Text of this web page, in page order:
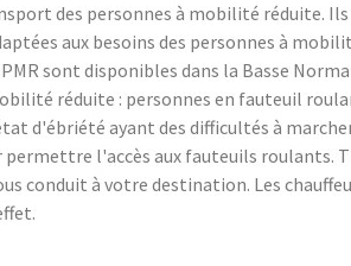
des personnes à mobilité réduite.
aux besoins des personnes à
sont disponibles dans la Basse
réduite : personnes en fauteuil
d'ébriété ayant des difficultés à
permettre l'accès aux fauteuils roulants.
conduit à votre destination. Les